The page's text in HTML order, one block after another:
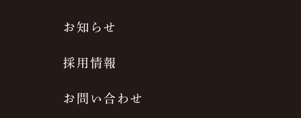
お知らせ
採用情報
お問い合わせ